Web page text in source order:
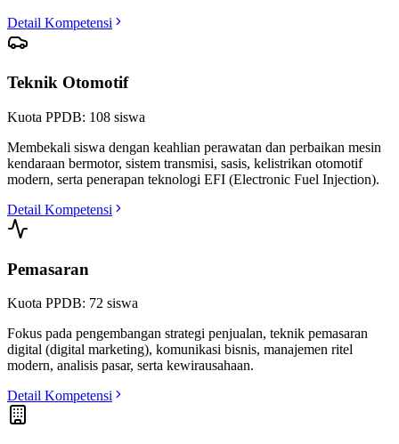
Detail Kompetensi
Teknik Otomotif
Kuota PPDB: 108 siswa
Membekali siswa dengan keahlian perawatan dan perbaikan mesin
kendaraan bermotor, sistem transmisi, sasis, kelistrikan otomotif
modern, serta penerapan teknologi EFI (Electronic Fuel Injection).
Detail Kompetensi
Pemasaran
Kuota PPDB: 72 siswa
Fokus pada pengembangan strategi penjualan, teknik pemasaran
digital (digital marketing), komunikasi bisnis, manajemen ritel
modern, analisis pasar, serta kewirausahaan.
Detail Kompetensi